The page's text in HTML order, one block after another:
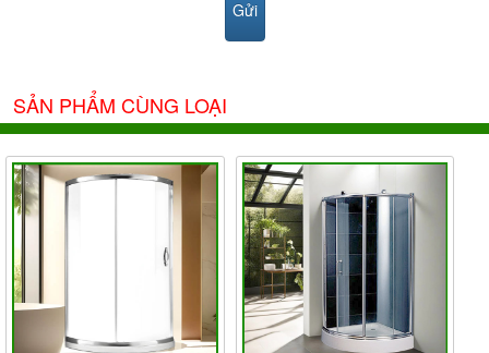
SẢN PHẨM CÙNG LOẠI